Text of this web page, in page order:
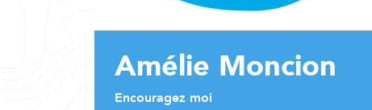
Amélie Moncion
Encouragez moi